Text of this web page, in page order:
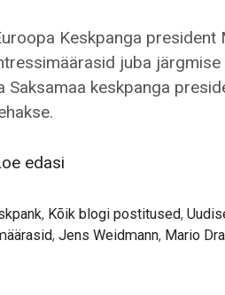
Keskpanga
juba
Saksamaa keskpanga
edasiWSJ:
Keskpank
võib
, Kõik blogi postitused,
, Jens Weidmann, Mario